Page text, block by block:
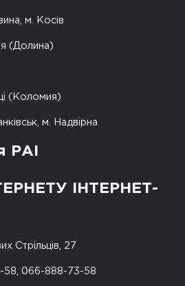
м. Косів
(Долина)
(Коломия)
м. Надвірна
РАІ
ІНТЕРНЕТ-
Стрільців, 27
58, 066-888-73-58